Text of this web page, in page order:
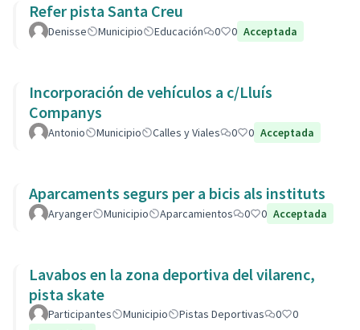
Refer pista Santa Creu
Denisse Municipio Educación 0 0 Acceptada
Incorporación de vehículos a c/Lluís
Companys
Antonio Municipio Calles y Viales 0 0 Acceptada
Aparcaments segurs per a bicis als instituts
Aryanger Municipio Aparcamientos 0 0 Acceptada
Lavabos en la zona deportiva del vilarenc,
pista skate
Participantes Municipio Pistas Deportivas 0
0